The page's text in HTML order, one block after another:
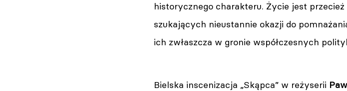
historycznego charakteru. Życie jest
szukających nieustannie okazji do
ich zwłaszcza w gronie współczesnych
Bielska inscenizacja „Skąpca” w reżyserii